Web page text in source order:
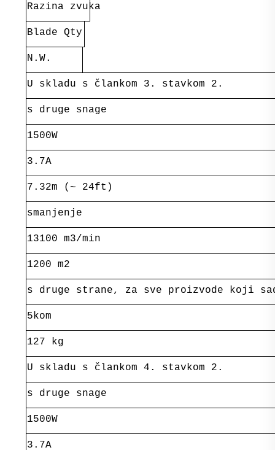
Razina zvuka
Blade Qty
N.W.
U skladu s člankom 3. stavkom 2.
s druge snage
1500W
3.7A
7.32m (~ 24ft)
smanjenje
13100 m3/min
1200 m2
s druge strane, za sve proizvode koji
5kom
127 kg
U skladu s člankom 4. stavkom 2.
s druge snage
1500W
3.7A